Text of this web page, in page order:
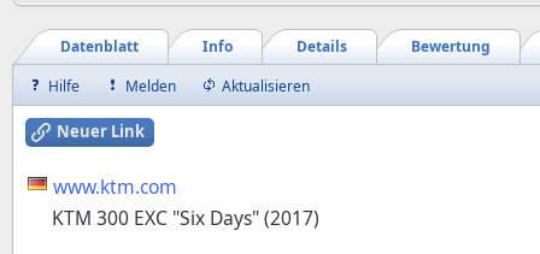
Bewertung
Details
Info
Datenblatt
Hilfe
Melden Aktualisieren
Neuer Link
www.ktm.com
KTM 300 EXC "Six Days" (2017)